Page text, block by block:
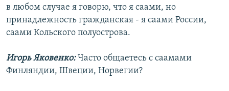
в любом случае я говорю, что я саами, но
принадлежность гражданская - я саами России,
саами Кольского полуострова.
Игорь Яковенко:Часто общаетесь с саамами
Финляндии, Швеции, Норвегии?